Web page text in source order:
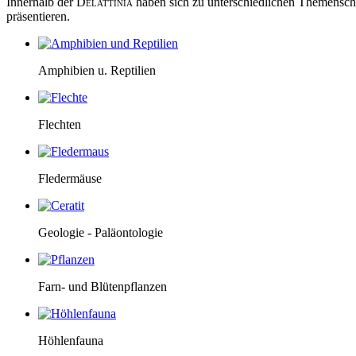
präsentieren.
Amphibien u. Reptilien
Flechten
Fledermäuse
Geologie - Paläontologie
Farn- und Blütenpflanzen
Höhlenfauna